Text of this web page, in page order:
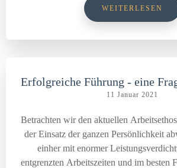
WEITERLESEN
Erfolgreiche Führung - eine
11 Januar 2021
Betrachten wir den aktuellen
der Einsatz der ganzen Persönlichkeit
einher mit enormer
entgrenzten Arbeitszeiten und im besten